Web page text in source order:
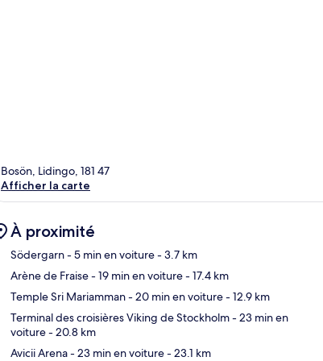
Bosön, Lidingo, 181 47
Afficher la carte
À proximité
Södergarn- 5 min en voiture- 3.7 km
Arène de Fraise- 19 min en voiture- 17.4 km
Temple Sri Mariamman- 20 min en voiture- 12.9 km
Terminal des croisières Viking de Stockholm- 23 min en
voiture- 20.8 km
Avicii Arena- 23 min en voiture- 23.1 km